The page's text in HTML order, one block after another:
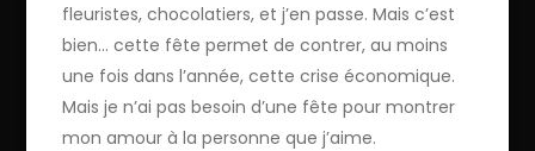
fleuristes, chocolatiers, et j’en passe. Mais c’est
bien… cette fête permet de contrer, au moins
une fois dans l’année, cette crise économique.
Mais je n’ai pas besoin d’une fête pour montrer
mon amour à la personne que j’aime.